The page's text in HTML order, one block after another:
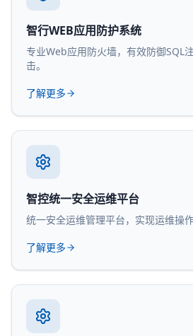
智行WEB应用防护系统
专业Web应用防火墙，有效防御SQL
击。
了解更多
智控统一安全运维平台
统一安全运维管理平台，实现运维操
了解更多